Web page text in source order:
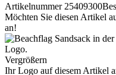
Artikelnummer 25409300
Möchten Sie diesen Artikel
an!
Vergrößern
Ihr Logo auf diesem Artikel